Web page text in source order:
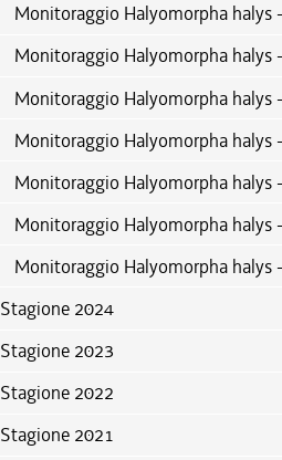
Monitoraggio Halyomorpha halys
Monitoraggio Halyomorpha halys
Monitoraggio Halyomorpha halys
Monitoraggio Halyomorpha halys
Monitoraggio Halyomorpha halys
Monitoraggio Halyomorpha halys
Monitoraggio Halyomorpha halys
Stagione 2024
Stagione 2023
Stagione 2022
Stagione 2021